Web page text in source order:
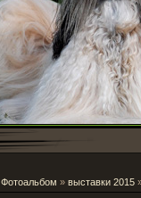
Фотоальбом » выставки 2015